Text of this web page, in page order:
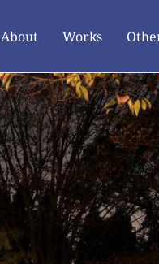
About Works